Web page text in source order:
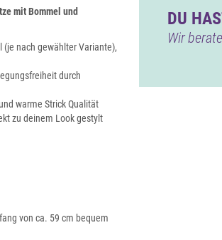
mit Bommel und
(je nach gewählter Variante),
durch
warme Strick Qualität
zu deinem Look gestylt
von ca. 59 cm bequem
DU
Wir